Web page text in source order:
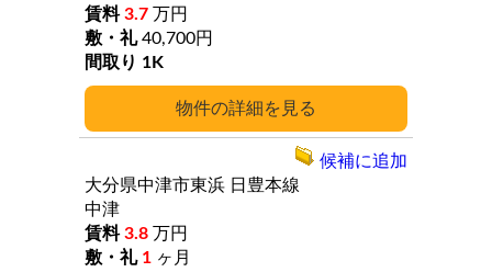
詳細
3.7 万円
40,700円
1K
大分県中津市東浜 日豊本線
中津
3.8 万円
1 ヶ月
候補に追加